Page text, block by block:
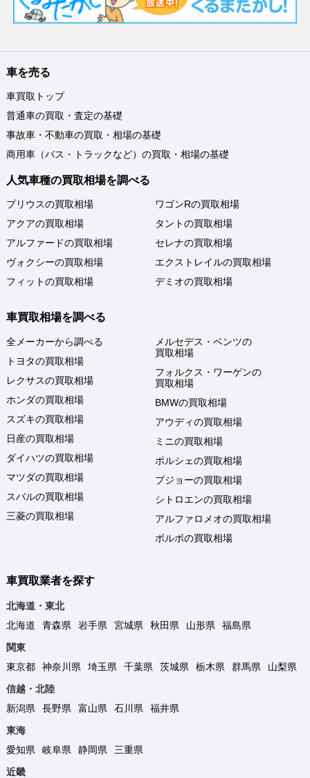
車を売る
車買取トップ
普通車の買取・査定の基礎
事故車・不動車の買取・相場の基礎
商用車（バス・トラックなど）の買取・相場の基礎
人気車種の買取相場を調べる
プリウスの買取相場
アクアの買取相場
アルファードの買取相場
ヴォクシーの買取相場
フィットの買取相場
ワゴンRの買取相場
タントの買取相場
セレナの買取相場
エクストレイルの買取相場
デミオの買取相場
車買取相場を調べる
全メーカーから調べる
トヨタの買取相場
レクサスの買取相場
ホンダの買取相場
スズキの買取相場
日産の買取相場
ダイハツの買取相場
マツダの買取相場
スバルの買取相場
三菱の買取相場
メルセデス・ベンツの
買取相場
フォルクス・ワーゲンの
買取相場
BMWの買取相場
アウディの買取相場
ミニの買取相場
ポルシェの買取相場
プジョーの買取相場
シトロエンの買取相場
アルファロメオの買取相場
ボルボの買取相場
車買取業者を探す
北海道・東北
北海道
青森県 岩手県 宮城県 秋田県 山形県
福島県
関東
東京都
神奈川県 埼玉県 千葉県 茨城県 栃木県 群馬県
山梨県
信越・北陸
新潟県
長野県 富山県 石川県
福井県
東海
愛知県
岐阜県 静岡県
三重県
近畿